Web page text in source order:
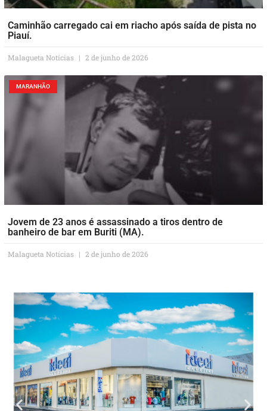
Caminhão carregado cai em riacho após saída de pista no
Piauí.
Malagueta Notícias 2 de junho de 2026
MARANHÃO
Jovem de 23 anos é assassinado a tiros dentro de
banheiro de bar em Buriti (MA).
Malagueta Notícias 2 de junho de 2026